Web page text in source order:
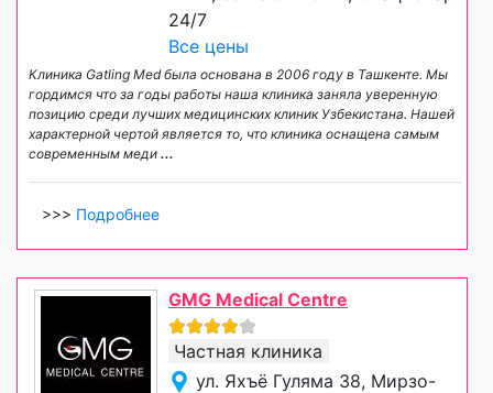
24/7
Все цены
Клиника Gatling Med была основана в 2006 году в Ташкенте. Мы
гордимся что за годы работы наша клиника заняла уверенную
позицию среди лучших медицинских клиник Узбекистана. Нашей
характерной чертой является то, что клиника оснащена самым
современным меди ...
>>> Подробнее
GMG Medical Centre
Частная клиника
ул. Яхъё Гуляма 38, Мирзо-